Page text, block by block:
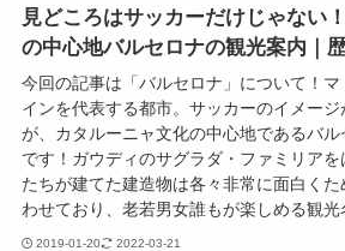
見どころはサッカーだけじゃない
の中心地バルセロナの観光案内｜
今回の記事は「バルセロナ」について！
インを代表する都市。サッカーのイメー
が、カタルーニャ文化の中心地であるバ
です！ガウディのサグラダ・ファミリア
たちが建てた建造物は各々非常に面白く
わせており、老若男女誰もが楽しめる観光
2019-01-20 2022-03-21